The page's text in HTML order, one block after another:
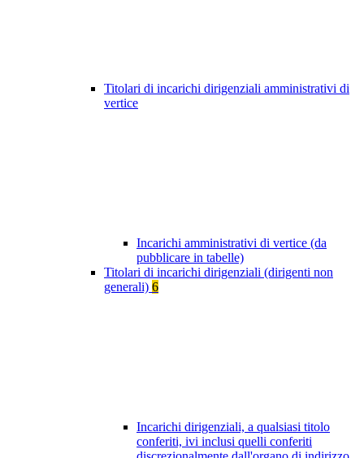
Titolari di incarichi dirigenziali amministrativi di
vertice
Incarichi amministrativi di vertice (da
pubblicare in tabelle)
Titolari di incarichi dirigenziali (dirigenti non
generali) 6
Incarichi dirigenziali, a qualsiasi titolo
conferiti, ivi inclusi quelli conferiti